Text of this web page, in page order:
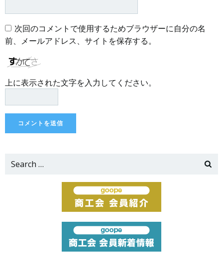
次回のコメントで使用するためブラウザーに自分の名
前、メールアドレス、サイトを保存する。
上に表示された文字を入力してください。
Search